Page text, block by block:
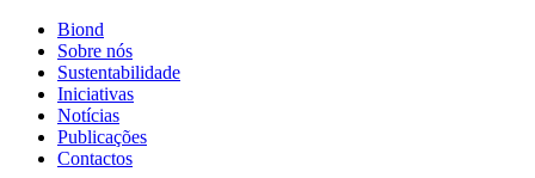
Biond
Sobre nós
Sustentabilidade
Iniciativas
Notícias
Publicações
Contactos